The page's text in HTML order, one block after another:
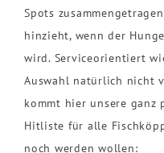
Spots
hinzieht, wenn der
wird. Serviceorientiert
Auswahl natürlich nicht
kommt hier unsere ganz
Hitliste für alle
noch werden wollen: